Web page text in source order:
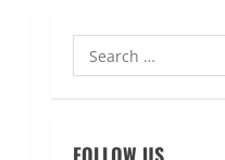
Search
for: